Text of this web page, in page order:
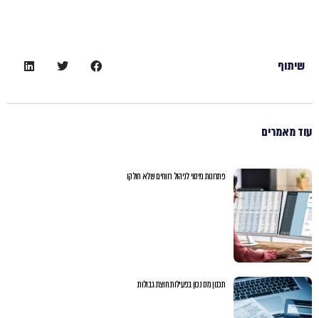
שיתוף
עוד מאמרים
פתרונות מיסוי לניהול רווחים שלא חולקו
תכנון מס נכון בפעילות חוצת גבולות